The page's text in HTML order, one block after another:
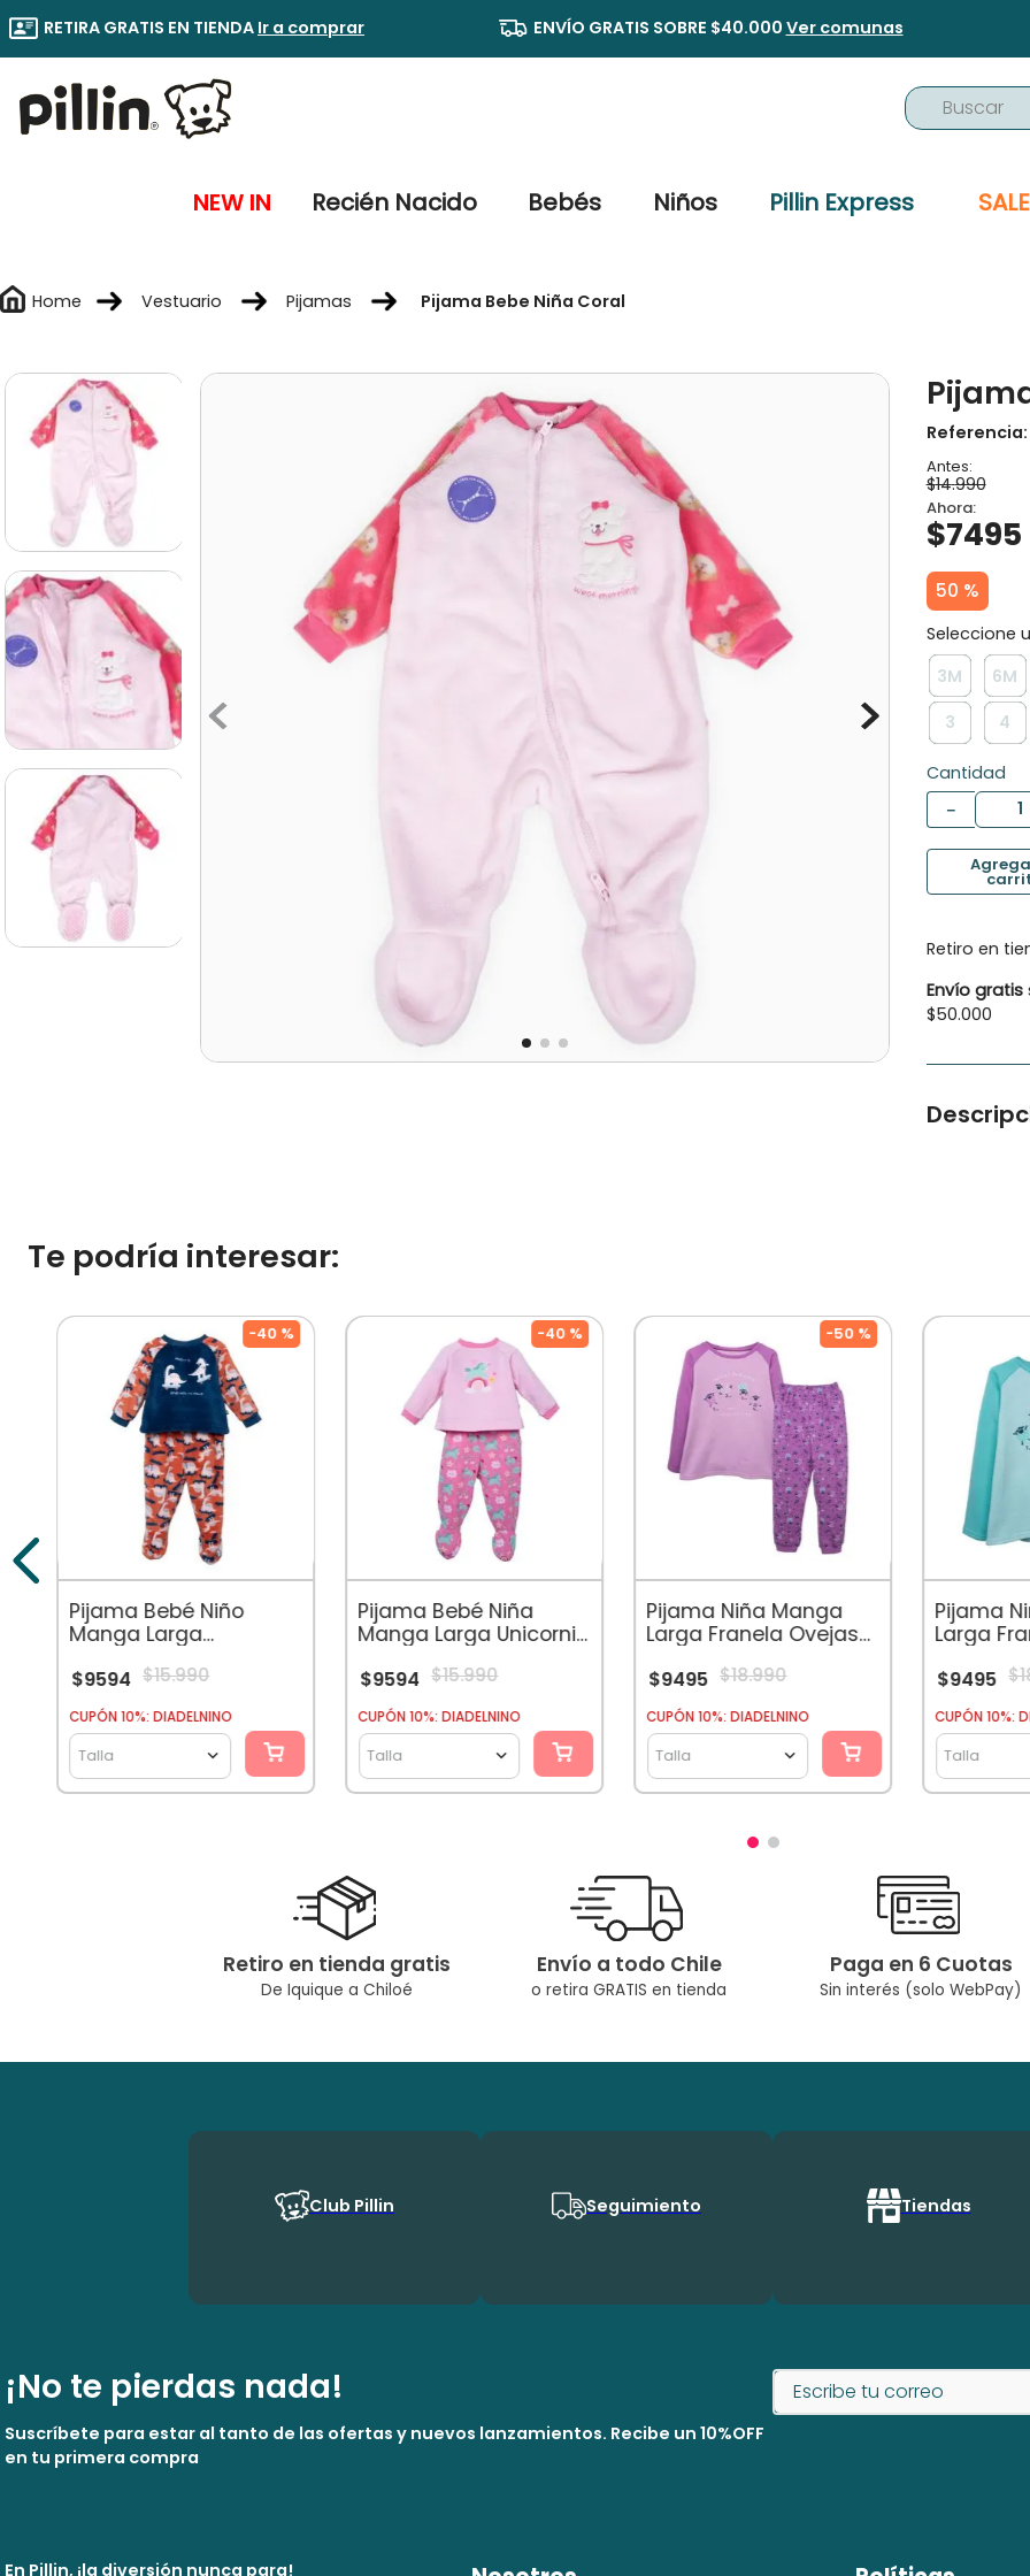
RETIRA GRATIS EN TIENDA Ir a comprar ENVÍO GRATIS SOBRE $40.000 Ver comunas
Buscar
NEW IN Recién Nacido Bebés Niños Pillin Express
Vestuario Pijamas Pijama Bebe Niña Coral
Referencia:
$14.990
$7495
50 %
3M 6M
3 4
Cantidad
－
Retiro en
Envío gratis
$50.000
De
Mercado,
Su
Te podría interesar:
Pijama Bebé Niño
Manga Larga
Fleece Azul
-40 %
$9594 $15.990
CUPÓN 10%: DIADELNINO
Talla
Pijama Bebé Niña
Manga Larga Unicornio
-40 %
$9594 $15.990
CUPÓN 10%: DIADELNINO
Talla
Pijama Niña Manga
Larga Franela Ovejas
-50 %
$9495 $18.990
CUPÓN 10%: DIADELNINO
Talla
Pijama
Larga
$9495 $
CUPÓN 10%:
Talla
Retiro en tienda gratis
De Iquique a Chiloé
Envío a todo Chile
o retira GRATIS en tienda
Paga en 6 Cuotas
Sin interés (solo WebPay)
Club Pillin Seguimiento Tiendas
¡No te pierdas nada!
Suscríbete para estar al tanto de las ofertas y nuevos lanzamientos. Recibe un 10%OFF
en tu primera compra
En Pillin, ¡la diversión nunca para!
1
buzo
4.
poleron
7.
vestidos
panty
botas agua